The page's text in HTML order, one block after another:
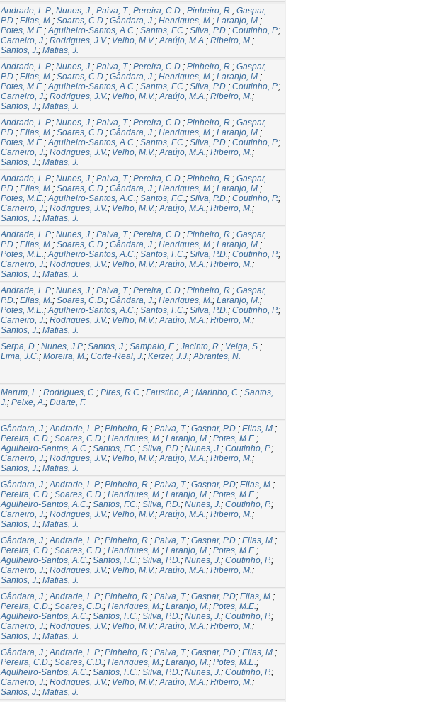
Andrade, L.P.; Nunes, J.; Paiva, T.; Pereira, C.D.; Pinheiro, R.; Gaspar,
P.D.; Elias, M.; Soares, C.D.; Gândara, J.; Henriques, M.; Laranjo, M.;
Potes, M.E.;Agulheiro-Santos, A.C.; Santos, F.C.; Silva, P.D.; Coutinho, P.;
Carneiro, J.; Rodrigues, J.V.; Velho, M.V.;Araújo, M.A.; Ribeiro, M.;
Santos, J.; Matias, J.
Andrade, L.P.; Nunes, J.; Paiva, T.; Pereira, C.D.; Pinheiro, R.; Gaspar,
P.D.; Elias, M.; Soares, C.D.; Gândara, J.; Henriques, M.; Laranjo, M.;
Potes, M.E.;Agulheiro-Santos, A.C.; Santos, F.C.; Silva, P.D.; Coutinho, P.;
Carneiro, J.; Rodrigues, J.V.; Velho, M.V.;Araújo, M.A.; Ribeiro, M.;
Santos, J.; Matias, J.
Andrade, L.P.; Nunes, J.; Paiva, T.; Pereira, C.D.; Pinheiro, R.; Gaspar,
P.D.; Elias, M.; Soares, C.D.; Gândara, J.; Henriques, M.; Laranjo, M.;
Potes, M.E.;Agulheiro-Santos, A.C.; Santos, F.C.; Silva, P.D.; Coutinho, P.;
Carneiro, J.; Rodrigues, J.V.; Velho, M.V.;Araújo, M.A.; Ribeiro, M.;
Santos, J.; Matias, J.
Andrade, L.P.; Nunes, J.; Paiva, T.; Pereira, C.D.; Pinheiro, R.; Gaspar,
P.D.; Elias, M.; Soares, C.D.; Gândara, J.; Henriques, M.; Laranjo, M.;
Potes, M.E.;Agulheiro-Santos, A.C.; Santos, F.C.; Silva, P.D.; Coutinho, P.;
Carneiro, J.; Rodrigues, J.V.; Velho, M.V.;Araújo, M.A.; Ribeiro, M.;
Santos, J.; Matias, J.
Andrade, L.P.; Nunes, J.; Paiva, T.; Pereira, C.D.; Pinheiro, R.; Gaspar,
P.D.; Elias, M.; Soares, C.D.; Gândara, J.; Henriques, M.; Laranjo, M.;
Potes, M.E.;Agulheiro-Santos, A.C.; Santos, F.C.; Silva, P.D.; Coutinho, P.;
Carneiro, J.; Rodrigues, J.V.; Velho, M.V.;Araújo, M.A.; Ribeiro, M.;
Santos, J.; Matias, J.
Andrade, L.P.; Nunes, J.; Paiva, T.; Pereira, C.D.; Pinheiro, R.; Gaspar,
P.D.; Elias, M.; Soares, C.D.; Gândara, J.; Henriques, M.; Laranjo, M.;
Potes, M.E.;Agulheiro-Santos, A.C.; Santos, F.C.; Silva, P.D.; Coutinho, P.;
Carneiro, J.; Rodrigues, J.V.; Velho, M.V.;Araújo, M.A.; Ribeiro, M.;
Santos, J.; Matias, J.
Serpa, D.; Nunes, J.P.; Santos, J.; Sampaio, E.; Jacinto, R.; Veiga, S.;
Lima, J.C.; Moreira, M.; Corte-Real, J.; Keizer, J.J.;Abrantes, N.
Marum, L.; Rodrigues, C.; Pires, R.C.; Faustino, A.; Marinho, C.; Santos,
J.; Peixe, A.; Duarte, F.
Gândara, J.;Andrade, L.P.; Pinheiro, R.; Paiva, T.; Gaspar, P.D.; Elias, M.;
Pereira, C.D.; Soares, C.D.; Henriques, M.; Laranjo, M.; Potes, M.E.;
Agulheiro-Santos, A.C.; Santos, F.C.; Silva, P.D.; Nunes, J.; Coutinho, P.;
Carneiro, J.; Rodrigues, J.V.; Velho, M.V.;Araújo, M.A.; Ribeiro, M.;
Santos, J.; Matias, J.
Gândara, J.;Andrade, L.P.; Pinheiro, R.; Paiva, T.; Gaspar, P.D; Elias, M.;
Pereira, C.D.; Soares, C.D.; Henriques, M.; Laranjo, M.; Potes, M.E.;
Agulheiro-Santos, A.C.; Santos, F.C.; Silva, P.D.; Nunes, J.; Coutinho, P.;
Carneiro, J.; Rodrigues, J.V.; Velho, M.V.;Araújo, M.A.; Ribeiro, M.;
Santos, J.; Matias, J.
Gândara, J.;Andrade, L.P.; Pinheiro, R.; Paiva, T.; Gaspar, P.D.; Elias, M.;
Pereira, C.D.; Soares, C.D.; Henriques, M.; Laranjo, M.; Potes, M.E.;
Agulheiro-Santos, A.C.; Santos, F.C.; Silva, P.D.; Nunes, J.; Coutinho, P.;
Carneiro, J.; Rodrigues, J.V.; Velho, M.V.;Araújo, M.A.; Ribeiro, M.;
Santos, J.; Matias, J.
Gândara, J.;Andrade, L.P.; Pinheiro, R.; Paiva, T.; Gaspar, P.D; Elias, M.;
Pereira, C.D.; Soares, C.D.; Henriques, M.; Laranjo, M.; Potes, M.E.;
Agulheiro-Santos, A.C.; Santos, F.C.; Silva, P.D.; Nunes, J.; Coutinho, P.;
Carneiro, J.; Rodrigues, J.V.; Velho, M.V.;Araújo, M.A.; Ribeiro, M.;
Santos, J.; Matias, J.
Gândara, J.;Andrade, L.P.; Pinheiro, R.; Paiva, T.; Gaspar, P.D.; Elias, M.;
Pereira, C.D.; Soares, C.D.; Henriques, M.; Laranjo, M.; Potes, M.E.;
Agulheiro-Santos, A.C.; Santos, F.C.; Silva, P.D.; Nunes, J.; Coutinho, P.;
Carneiro, J.; Rodrigues, J.V.; Velho, M.V.;Araújo, M.A.; Ribeiro, M.;
Santos, J.; Matias, J.